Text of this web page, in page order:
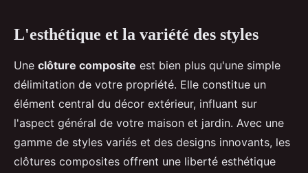
L'esthétique et la variété des styles
Une clôture composite est bien plus qu'une simple
délimitation de votre propriété. Elle constitue un
élément central du décor extérieur, influant sur
l'aspect général de votre maison et jardin. Avec une
gamme de styles variés et des designs innovants, les
clôtures composites offrent une liberté esthétique